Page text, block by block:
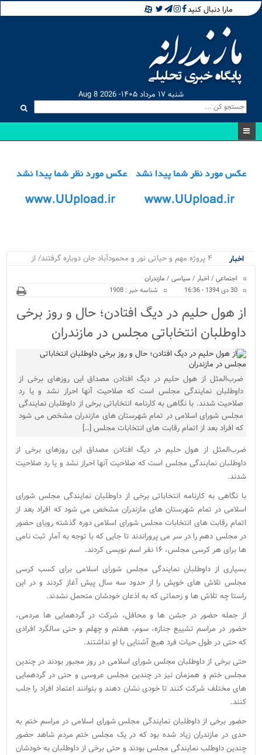
مارا دنبال کنید
شنبه ۱۷ مرداد ۱۴۰۵- Aug 8 2026
اخبار
۴ پروژه مهم و حیاتی نور و محمودآباد جان دوباره گرفتند/ از
اجتماعی / اخبار / سیاسی / مازندران
30 دی 1394 - 16:36
شناسه خبر : 1908
از هول حلیم در دیگ افتادن؛ حال و روز برخی
داوطلبان انتخاباتی مجلس در مازندران
ضرب‌المثل از هول حلیم در دیگ افتادن مصداق این روزهای برخی از
داوطلبان نمایندگی مجلس است که صلاحیت آنها احراز نشد و یا رد
صلاحیت شدند. با نگاهی به کارنامه انتخاباتی برخی از داوطلبان نمایندگی
مجلس شورای اسلامی در تمام شهرستان های مازندران مشخص می شود
که افراد بعد از اتمام رقابت های انتخابات مجلس […]
ضرب‌المثل از هول حلیم در دیگ افتادن مصداق این روزهای برخی از
داوطلبان نمایندگی مجلس است که صلاحیت آنها احراز نشد و یا رد صلاحیت
شدند.
با نگاهی به کارنامه انتخاباتی برخی از داوطلبان نمایندگی مجلس شورای
اسلامی در تمام شهرستان های مازندران مشخص می شود که افراد بعد از
اتمام رقابت های انتخابات مجلس شورای اسلامی دوره گذشته رویای حضور
در مجلس دهم را در سر می پروراندند تا جایی که با توجه به آمار ثبت نامی
ها برای هر کرسی مجلس، ۱۶ نفر اسم نویسی کردند.
بسیاری از داوطلبان نمایندگی مجلس شورای اسلامی برای کسب کرسی
مجلس تلاش های خویش را از حدود سه سال پیش آغاز کردند و در این
راستا چه تلاش ها و زحماتی که به اذعان خودشان متحمل نشدند.
از جمله حضور در جشن ها و محافل، شرکت در گردهمایی ها مردمی،
حضور در مراسم تشییع جنازه، سوم، هفتم و چهلم و حتی سالگرد افرادی
که حتی در طول حیات فرد هیچ آشنایی با او نداشتند.
حتی برخی از داوطلبان مجلس شورای اسلامی در روز مجبور بودند در چندین
مجلس ختم و همزمان نیز در چندین مجلس عروسی و حتی در گردهمایی
های مختلف شرکت کنند تا خودی نشان دهند و بتوانند اعتماد افراد را جلب
کنند.
حضور برخی از داوطلبان نمایندگی مجلس شورای اسلامی در مراسم ختم به
حدی در مازندران زیاد شده بود که در یک مجلس ختم مردم شاهد حضور
چندین داوطلب نمایندگی مجلس بودند و حتی برخی از داوطلبان به خودشان